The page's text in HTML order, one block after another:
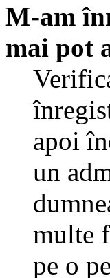
M-am
mai pot
apoi
un
multe
pe o